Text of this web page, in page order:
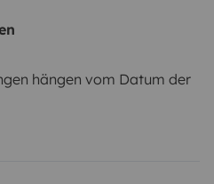
hängen vom Datum der